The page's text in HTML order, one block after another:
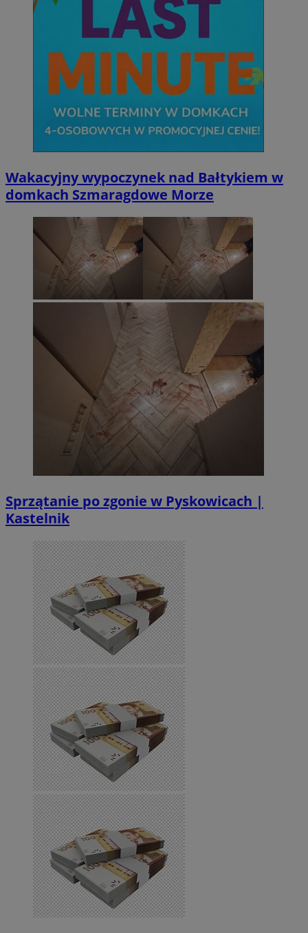
Wakacyjny wypoczynek nad Bałtykiem w
domkach Szmaragdowe Morze
Sprzątanie po zgonie w Pyskowicach |
Kastelnik